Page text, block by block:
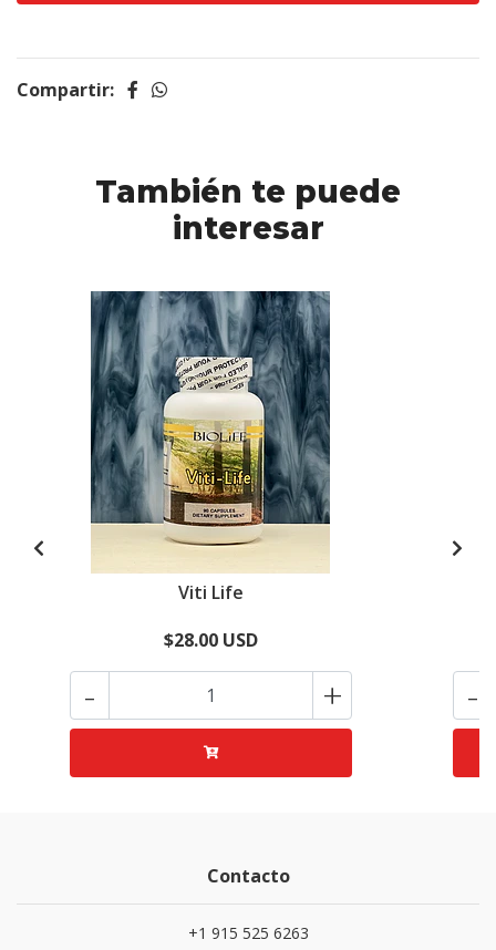
Compartir:
También te puede
interesar
Viti Life
$28.00 USD
- + -
Contacto
+1 915 525 6263